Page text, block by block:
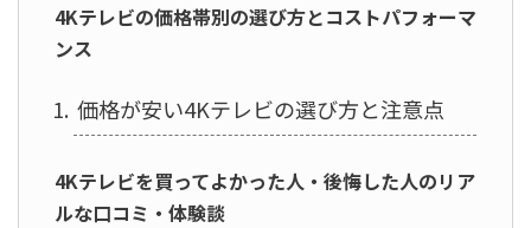
4Kテレビの価格帯別の選び方とコストパフォーマ
ンス
価格が安い4Kテレビの選び方と注意点
4Kテレビを買ってよかった人・後悔した人のリア
ルな口コミ・体験談